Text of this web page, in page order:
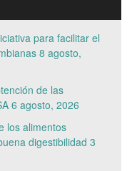
para facilitar el
8 agosto,
de las
6 agosto, 2026
los alimentos
digestibilidad 3